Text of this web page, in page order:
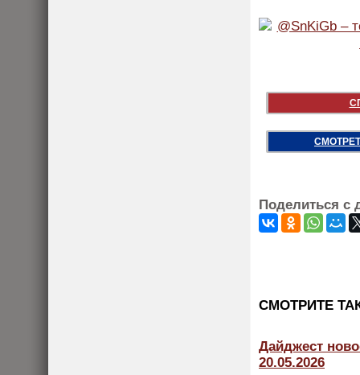
Поделиться с
CМОТРИТЕ
Дайджест
20.05.2026